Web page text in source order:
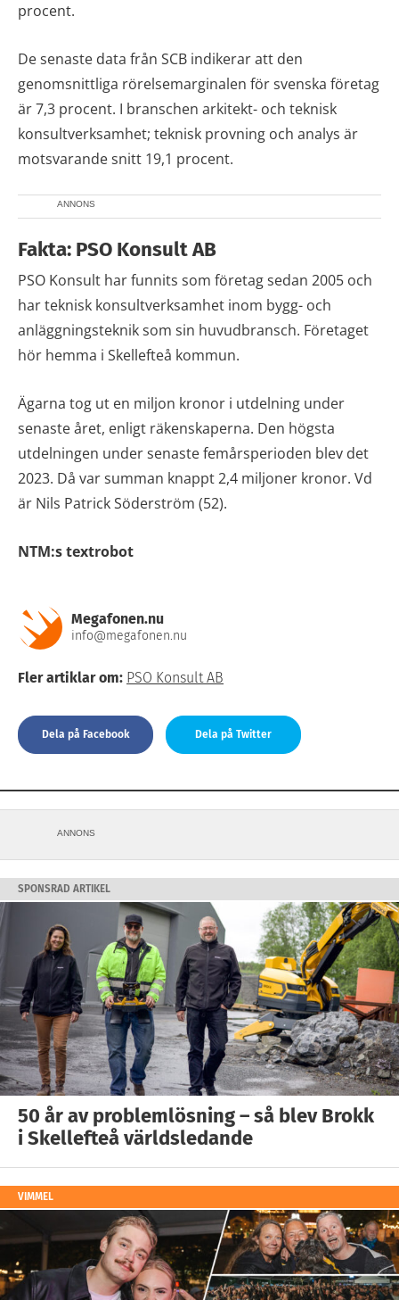
procent.
De senaste data från SCB indikerar att den
genomsnittliga rörelsemarginalen för svenska företag
är 7,3 procent. I branschen arkitekt- och teknisk
konsultverksamhet; teknisk provning och analys är
motsvarande snitt 19,1 procent.
ANNONS
Fakta: PSO Konsult AB
PSO Konsult har funnits som företag sedan 2005 och
har teknisk konsultverksamhet inom bygg- och
anläggningsteknik som sin huvudbransch. Företaget
hör hemma i Skellefteå kommun.
Ägarna tog ut en miljon kronor i utdelning under
senaste året, enligt räkenskaperna. Den högsta
utdelningen under senaste femårsperioden blev det
2023. Då var summan knappt 2,4 miljoner kronor. Vd
är Nils Patrick Söderström (52).
NTM:s textrobot
Megafonen.nu
info@megafonen.nu
Fler artiklar om: PSO Konsult AB
Dela på Facebook Dela på Twitter
ANNONS
SPONSRAD ARTIKEL
50 år av problemlösning – så blev Brokk
i Skellefteå världsledande
VIMMEL